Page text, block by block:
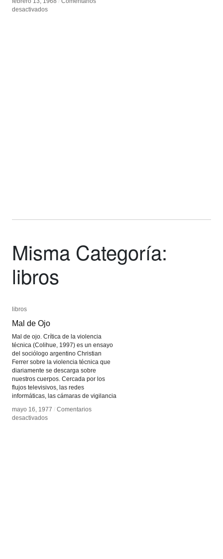
desactivadosen
desactivadosen
Misma Categoría:
libros
libros
Mal de Ojo
Mal de ojo. Crítica de la violencia
técnica (Colihue, 1997) es un ensayo
del sociólogo argentino Christian
Ferrer sobre la violencia técnica que
diariamente se descarga sobre
nuestros cuerpos. Cercada por los
flujos televisivos, las redes
informáticas, las cámaras de vigilancia
mayo 16, 1977 / Comentarios
desactivadosen
libros
Mal de Ojo
mayo 16, 1977 / Comentarios
desactivadosen